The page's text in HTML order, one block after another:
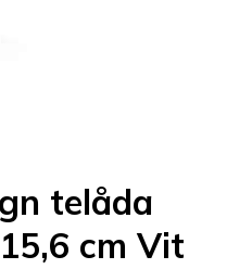
telåda
cm Vit